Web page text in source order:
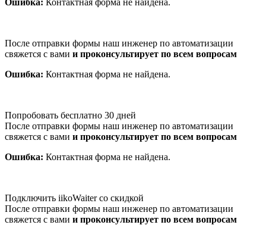
После отправки формы наш инженер по автоматизации
свяжется с вами и проконсультирует по всем вопросам
Ошибка: Контактная форма не найдена.
Попробовать бесплатно 30 дней
После отправки формы наш инженер по автоматизации
свяжется с вами и проконсультирует по всем вопросам
Ошибка: Контактная форма не найдена.
Подключить iikoWaiter со скидкой
После отправки формы наш инженер по автоматизации
свяжется с вами и проконсультирует по всем вопросам